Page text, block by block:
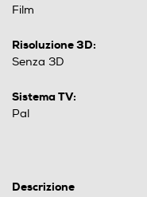
Film
Risoluzione 3D:
Senza 3D
Sistema TV:
Pal
Descrizione